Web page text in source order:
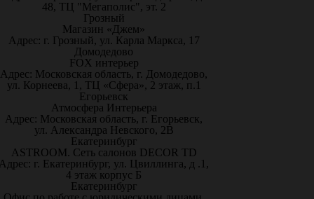
48, ТЦ "Мегаполис", эт. 2
Грозный
Магазин «Джем»
Адрес: г. Грозный, ул. Карла Маркса, 17
Домодедово
FOX интерьер
Адрес: Московская область, г. Домодедово,
ул. Корнеева, 1, ТЦ «Сфера», 2 этаж, п.1
Егорьевск
Атмосфера Интерьера
Адрес: Московская область, г. Егорьевск,
ул. Александра Невского, 2В
Екатеринбург
ASTROOM. Сеть салонов DECOR TD
г. Екатеринбург, ул. Цвиллинга, д .1,
4 этаж корпус Б
Екатеринбург